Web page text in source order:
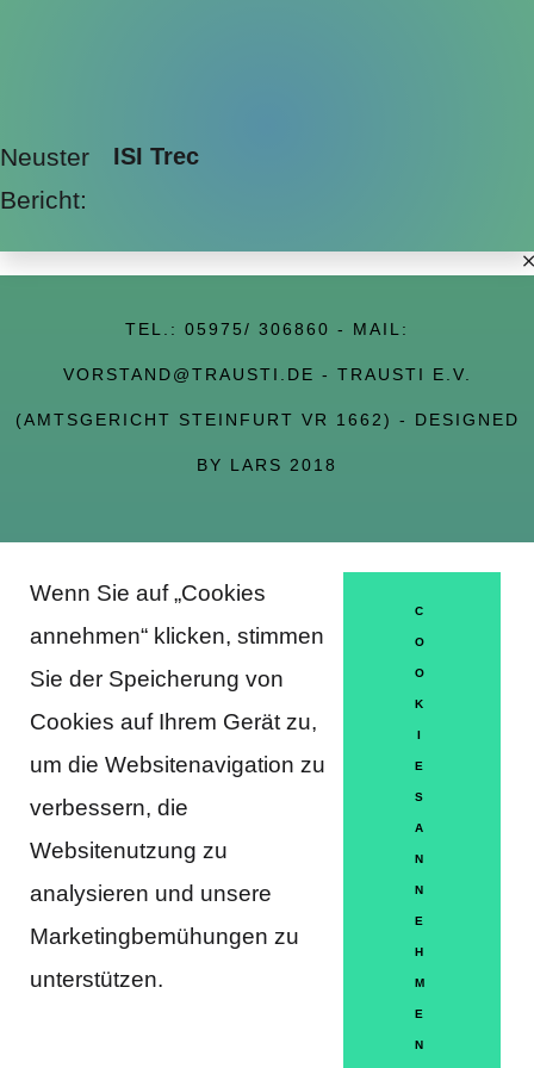
Neuster
Bericht:
ISI Trec
TEL.: 05975/ 306860 - MAIL:
VORSTAND@TRAUSTI.DE - TRAUSTI E.V.
(AMTSGERICHT STEINFURT VR 1662) - DESIGNED
BY LARS 2018
About Trausti e.V.
MITGLIEDSCHAFT
HÄUFIGE FRAGEN
KONTAKT
IMPRESSUM
Wenn Sie auf „Cookies
annehmen“ klicken, stimmen
Sie der Speicherung von
Cookies auf Ihrem Gerät zu,
um die Websitenavigation zu
verbessern, die
Websitenutzung zu
analysieren und unsere
Marketingbemühungen zu
unterstützen.
C
O
O
K
I
E
S
A
N
N
E
H
M
E
N